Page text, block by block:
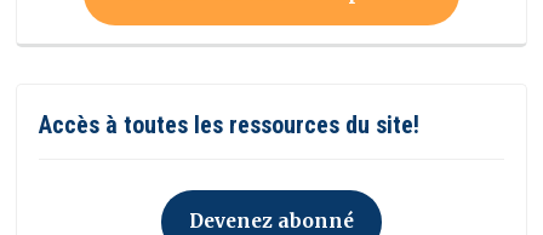
Accès à toutes les ressources du site!
Devenez abonné